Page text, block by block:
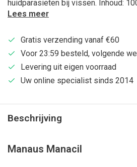
huidparasieten bij vissen. Inhoud:
Lees meer
Gratis verzending vanaf €60
Voor 23:59 besteld, volgende
Levering uit eigen voorraad
Uw online specialist sinds 2014
Beschrijving
Manaus Manacil